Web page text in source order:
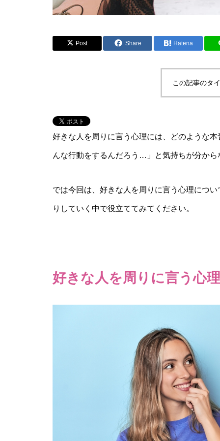
Post Share Hatena
この記事のタ
好きな人を周りに言う心理には、どのような
んな行動をするんだろう…」と気持ちが分か
では今回は、好きな人を周りに言う心理につ
りしていく中で役立ててみてください。
好きな人を周りに言う心理